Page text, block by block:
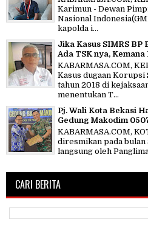
Karimun - Dewan
Nasional
kapolda i...
Jika Kasus SIMRS BP
Ada TSK nya,
KABARMASA.COM,
Kasus dugaan Korupsi
tahun 2018 di
menentukan T...
Pj. Wali Kota Bekasi
Gedung Makodim
KABARMASA.COM,
diresmikan pada
langsung oleh
CARI BERITA